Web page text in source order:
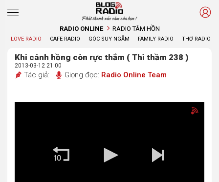
Phát thanh xúc cảm của bạn !
RADIO ONLINE RADIO TÂM HỒN
LOVE RADIO CAFE RADIO GÓC SUY NGẪM FAMILY RADIO THƠ RADIO
Khi cánh hồng còn rực thắm ( Thì thầm 238 )
2013-03-12 21:00
Tác giả: Giọng đọc: Radio Online Team